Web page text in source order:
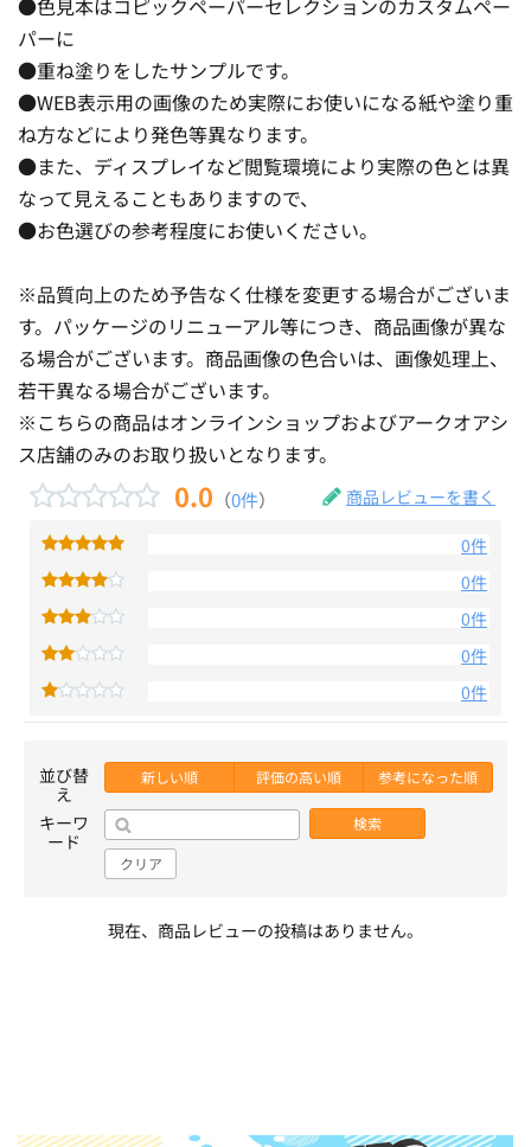
●色見本はコピックペーパーセレクションのカスタムペー
パーに
●重ね塗りをしたサンプルです。
●WEB表示用の画像のため実際にお使いになる紙や塗り重
ね方などにより発色等異なります。
●また、ディスプレイなど閲覧環境により実際の色とは異
なって見えることもありますので、
●お色選びの参考程度にお使いください。
※品質向上のため予告なく仕様を変更する場合がございま
す。パッケージのリニューアル等につき、商品画像が異な
る場合がございます。商品画像の色合いは、画像処理上、
若干異なる場合がございます。
※こちらの商品はオンラインショップおよびアークオアシ
ス店舗のみのお取り扱いとなります。
0.0 （0件） 商品レビューを書く
0件
0件
0件
0件
0件
並び替
え
新しい順 評価の高い順 参考になった順
キーワ
ード
検索
クリア
現在、商品レビューの投稿はありません。